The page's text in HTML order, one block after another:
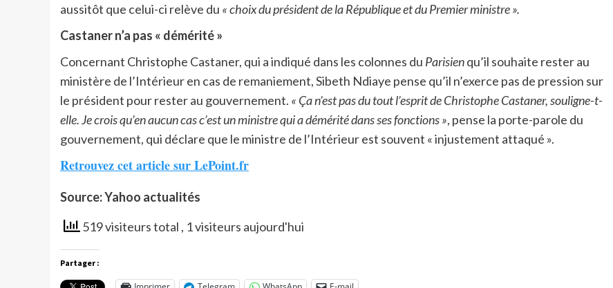
aussitôt que celui-ci relève du « choix du président de la République et du Premier ministre ».
Castaner n’a pas « démérité »
Concernant Christophe Castaner, qui a indiqué dans les colonnes du Parisienqu’il souhaite rester au
ministère de l’Intérieur en cas de remaniement, Sibeth Ndiaye pense qu’il n’exerce pas de pression sur
le président pour rester au gouvernement. « Ça n’est pas du tout l’esprit de Christophe Castaner, souligne-t-
elle. Je crois qu’en aucun cas c’est un ministre qui a démérité dans ses fonctions », pense la porte-parole du
gouvernement, qui déclare que le ministre de l’Intérieur est souvent « injustement attaqué ».
Retrouvez cet article sur LePoint.fr
Source: Yahoo actualités
519 visiteurs total , 1 visiteurs aujourd'hui
Partager :